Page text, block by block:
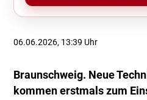
06.06.2026, 13:39 Uhr
Braunschweig. Neue
kommen erstmals zum